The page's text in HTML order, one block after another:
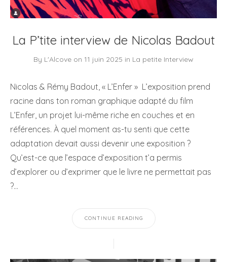
La P’tite interview de Nicolas Badout
By L'Alcove on 11 juin 2025 in La petite Interview
Nicolas & Rémy Badout, « L’Enfer » L’exposition prend
racine dans ton roman graphique adapté du film
L’Enfer, un projet lui-même riche en couches et en
références. À quel moment as-tu senti que cette
adaptation devait aussi devenir une exposition ?
Qu’est-ce que l’espace d’exposition t’a permis
d’explorer ou d’exprimer que le livre ne permettait pas
?…
CONTINUE READING